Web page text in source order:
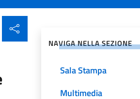
NAVIGA NELLA SEZIONE
Sala Stampa
Multimedia